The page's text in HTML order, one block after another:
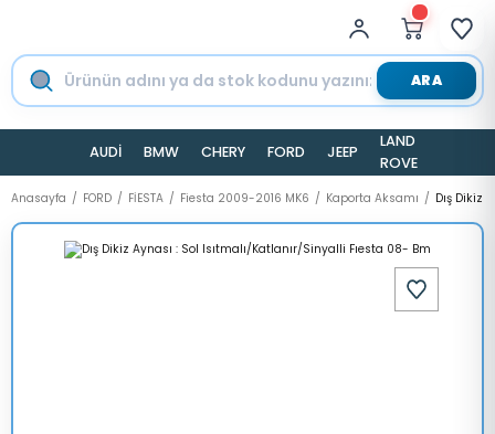
ARA
AUDİ BMW CHERY FORD JEEP
LAND
ROVER
Anasayfa FORD FİESTA Fiesta 2009-2016 MK6 Kaporta Aksamı Dış Dikiz